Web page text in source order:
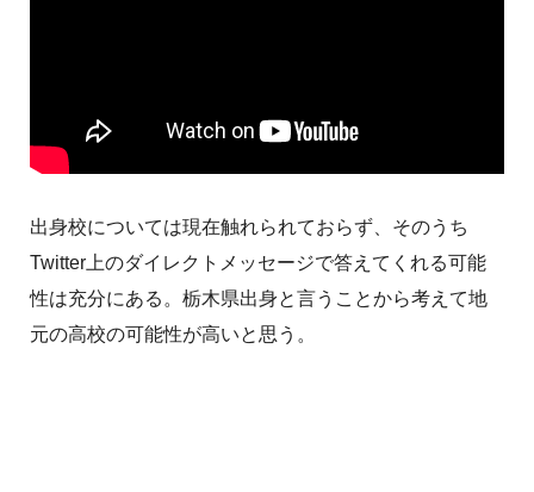
出身校については現在触れられておらず、そのうち
Twitter上のダイレクトメッセージで答えてくれる可能
性は充分にある。栃木県出身と言うことから考えて地
元の高校の可能性が高いと思う。